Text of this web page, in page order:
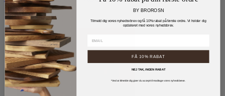
-150,00 kr.
BY BROROSN
Tilmeld dig vores nyhedsvbrev og få 10% rabat på første ordre. Vi holder dig
opdateret med vores nyhedsbrev.
FÅ 10% RABAT
NEJ TAK, INGEN RABAT
*Ved at tilmelde dig giver du accept til modtage vores nyhedsbreve.